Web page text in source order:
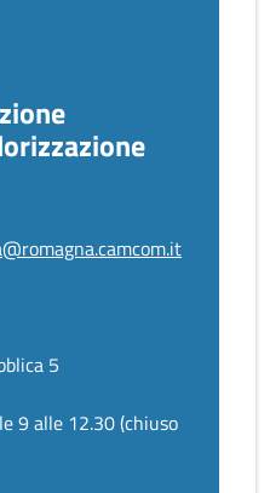
5
9 alle 12.30 (chiuso